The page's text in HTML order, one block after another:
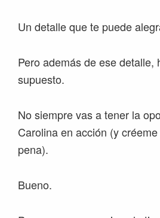
Un detalle que te puede
Pero además de ese detalle,
supuesto.
No siempre vas a tener la
Carolina en acción (y
pena).
Bueno.